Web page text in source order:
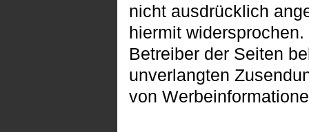
nicht ausdrücklich
hiermit widersprochen.
Betreiber der Seiten
unverlangten
von